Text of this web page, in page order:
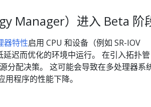
Manager）进入 Beta 阶
器特性启用 CPU 和设备（例如 SR-IOV
迟而优化的环境中运行。 在引入拓扑管
分配决策。 这可能会导致在多处理器系
程序的性能下降。